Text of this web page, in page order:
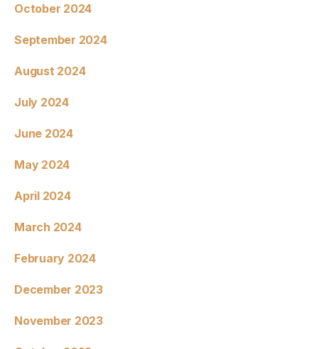
October 2024
September 2024
August 2024
July 2024
June 2024
May 2024
April 2024
March 2024
February 2024
December 2023
November 2023